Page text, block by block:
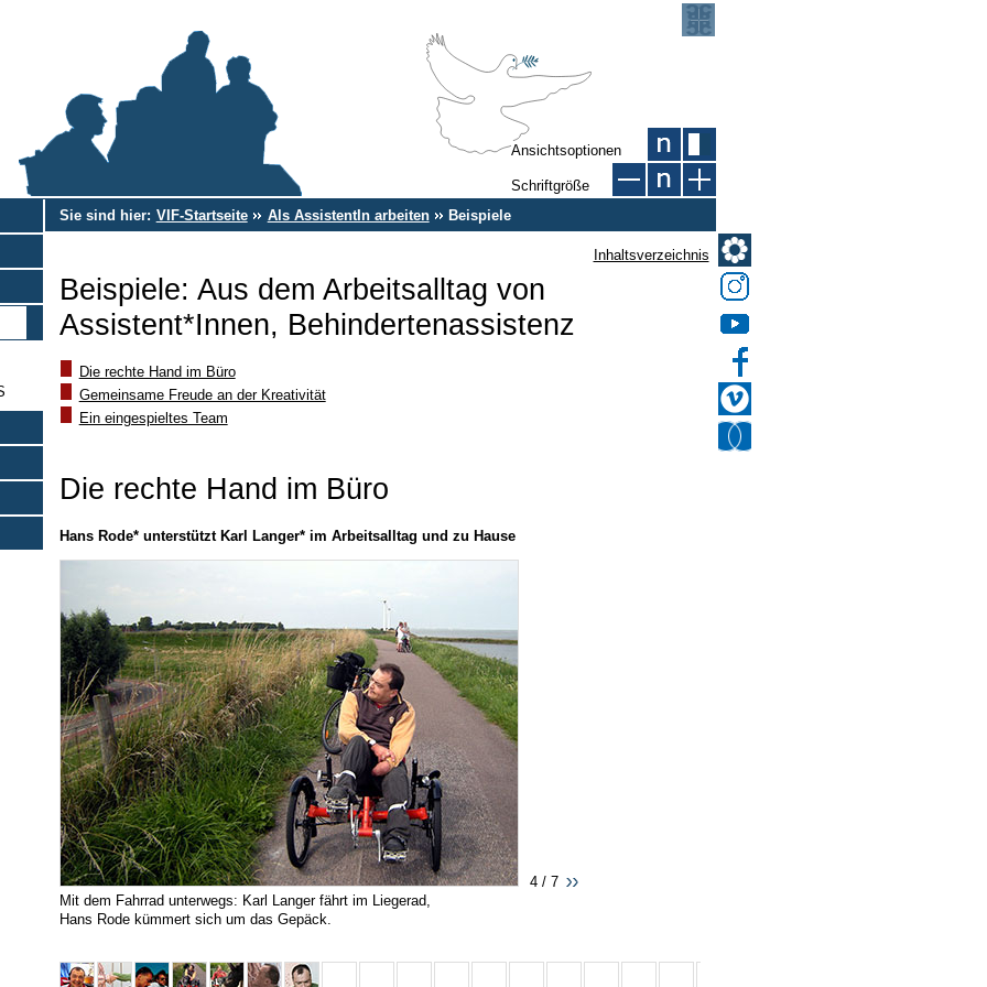
Ansichtsoptionen
Schriftgröße
Sie sind hier: VIF-Startseite Als AssistentIn arbeiten Beispiele
Inhaltsverzeichnis
Beispiele: Aus dem Arbeitsalltag von
Assistent*Innen, Behindertenassistenz
Die rechte Hand im Büro
Gemeinsame Freude an der Kreativität
Ein eingespieltes Team
Die rechte Hand im Büro
Hans Rode* unterstützt Karl Langer* im Arbeitsalltag und zu Hause
4 / 7
Mit dem Fahrrad unterwegs: Karl Langer fährt im Liegerad,
Hans Rode kümmert sich um das Gepäck.